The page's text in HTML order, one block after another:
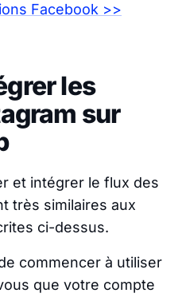
Facebook >>
les
sur
et intégrer le flux des
très similaires aux
ci-dessus.
commencer à utiliser
que votre compte